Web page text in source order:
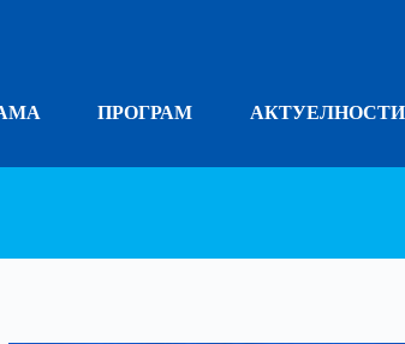
ПРОГРАМ АКТУЕЛНОСТИ